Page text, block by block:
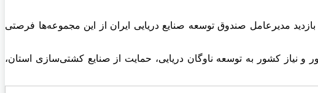
مدیرعامل صندوق توسعه صنایع دریایی ایران از این مجموعه‌ها فرصتی
نیاز کشور به توسعه ناوگان دریایی، حمایت از صنایع کشتی‌سازی استان،